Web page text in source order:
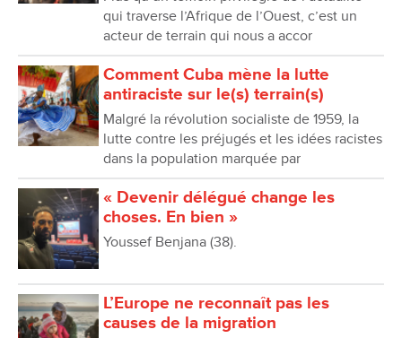
qui traverse l’Afrique de l’Ouest, c’est un
acteur de terrain qui nous a accor
Comment Cuba mène la lutte
antiraciste sur le(s) terrain(s)
Malgré la révolution socialiste de 1959, la
lutte contre les préjugés et les idées racistes
dans la population marquée par
« Devenir délégué change les
choses. En bien »
Youssef Benjana (38).
L’Europe ne reconnaît pas les
causes de la migration